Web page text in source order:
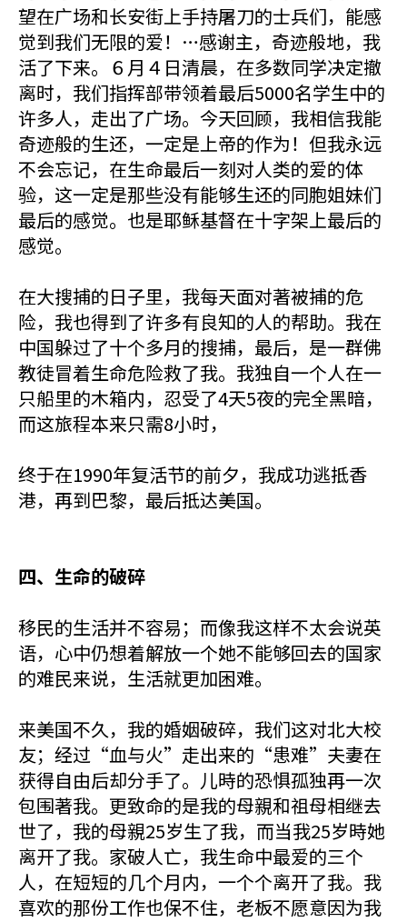
望在广场和长安街上手持屠刀的士兵们，能感
觉到我们无限的爱！…感谢主，奇迹般地，我
活了下来。６月４日清晨，在多数同学决定撤
离时，我们指挥部带领着最后5000名学生中的
许多人，走出了广场。今天回顾，我相信我能
奇迹般的生还，一定是上帝的作为！但我永远
不会忘记，在生命最后一刻对人类的爱的体
验，这一定是那些没有能够生还的同胞姐妹们
最后的感觉。也是耶稣基督在十字架上最后的
感觉。
在大搜捕的日子里，我每天面对著被捕的危
险，我也得到了许多有良知的人的帮助。我在
中国躲过了十个多月的搜捕，最后，是一群佛
教徒冒着生命危险救了我。我独自一个人在一
只船里的木箱内，忍受了4天5夜的完全黑暗，
而这旅程本来只需8小时，
终于在1990年复活节的前夕，我成功逃抵香
港，再到巴黎，最后抵达美国。
四、生命的破碎
移民的生活并不容易；而像我这样不太会说英
语，心中仍想着解放一个她不能够回去的国家
的难民来说，生活就更加困难。
来美国不久，我的婚姻破碎，我们这对北大校
友；经过“血与火”走出来的“患难”夫妻在
获得自由后却分手了。儿時的恐惧孤独再一次
包围著我。更致命的是我的母親和祖母相继去
世了，我的母親25岁生了我，而当我25岁時她
离开了我。家破人亡，我生命中最爱的三个
人，在短短的几个月内，一个个离开了我。我
喜欢的那份工作也保不住，老板不愿意因为我